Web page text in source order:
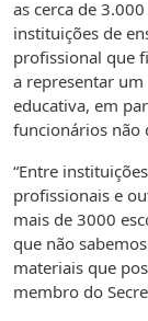
as cerca de
instituições de
profissional que
a representar
educativa, em
funcionários não
“Entre
profissionais e
mais de 3000
que não
materiais que
membro do